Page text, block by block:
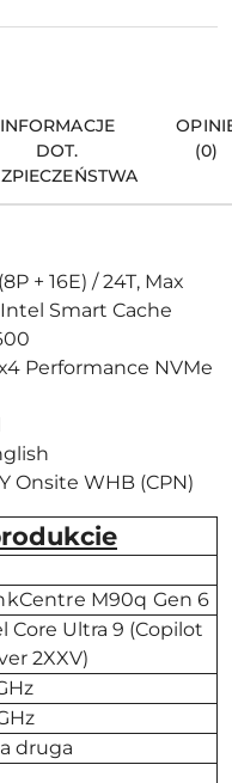
INFORMACJE
DOT.
(0)
+ 16E) / 24T, Max
Smart Cache
Performance NVMe
Onsite WHB (CPN)
M90q Gen 6
Core Ultra 9 (Copilot
2XXV)
druga